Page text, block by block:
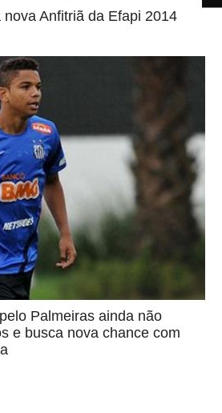
Anfitriã da Efapi 2014
Palmeiras ainda não
e busca nova chance com